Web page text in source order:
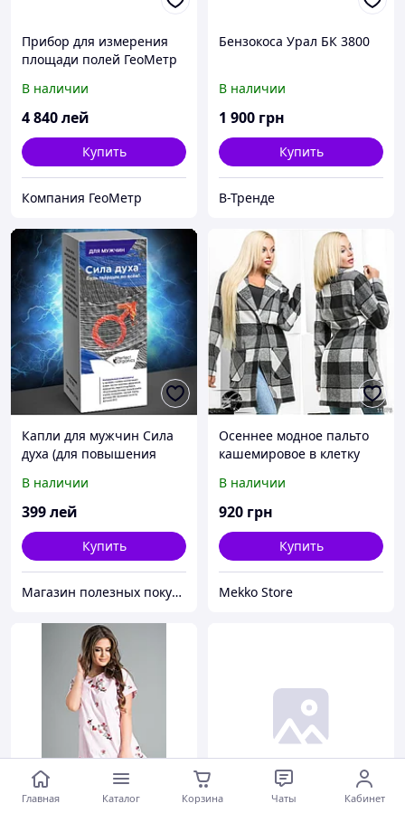
Прибор для измерения
площади полей ГеоМетр
В наличии
4 840лей
Купить
Компания ГеоМетр
Бензокоса Урал БК 3800
В наличии
1 900 грн
Купить
В-Тренде
Капли для мужчин Сила
духа (для повышения
В наличии
399лей
Купить
Магазин полезных покупок "Goodbuy"
Осеннее модное пальто
кашемировое в клетку
В наличии
920 грн
Купить
Mekko Store
Главная Каталог Корзина Чаты Кабинет